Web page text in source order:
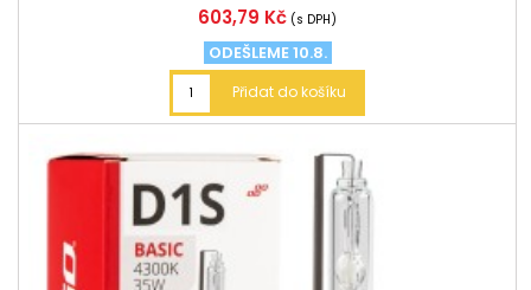
Cena
603,79 Kč (s DPH)
ODEŠLEME 10.8.
Přidat do košíku